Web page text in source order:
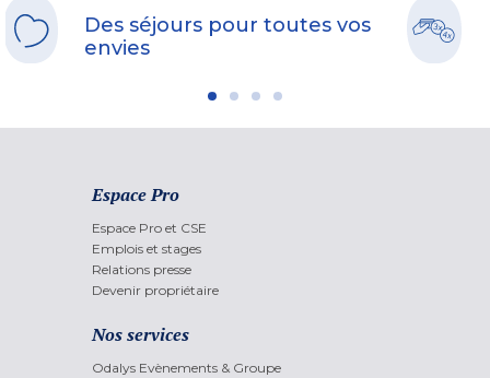
Des séjours pour toutes vos
envies
Espace Pro
Espace Pro et CSE
Emplois et stages
Relations presse
Devenir propriétaire
Nos services
Odalys Evènements & Groupe